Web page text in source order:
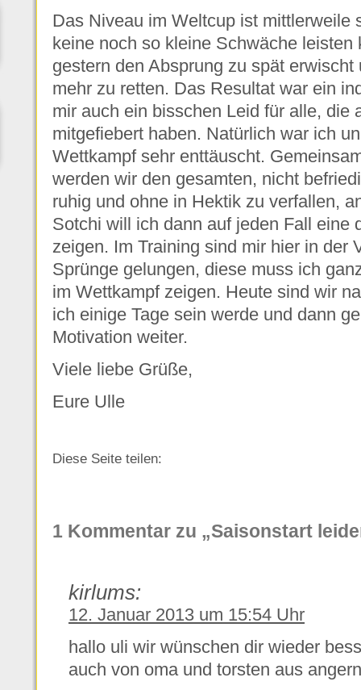
Das Niveau im Weltcup ist mittlerweile
keine noch so kleine Schwäche leisten
gestern den Absprung zu spät
mehr zu retten. Das Resultat war ein
mir auch ein bisschen Leid für alle, die
mitgefiebert haben. Natürlich war ich
Wettkampf sehr enttäuscht.
werden wir den gesamten, nicht
ruhig und ohne in Hektik zu verfallen,
Sotchi will ich dann auf jeden Fall eine
zeigen. Im Training sind mir hier in der
Sprünge gelungen, diese muss ich
im Wettkampf zeigen. Heute sind wir
ich einige Tage sein werde und dann
Motivation weiter.
Viele liebe Grüße,
Eure Ulle
Diese Seite teilen:
1 Kommentar zu „Saisonstart
kirlums:
12. Januar 2013 um 15:54 Uhr
hallo uli wir wünschen dir wieder
auch von oma und torsten aus angern